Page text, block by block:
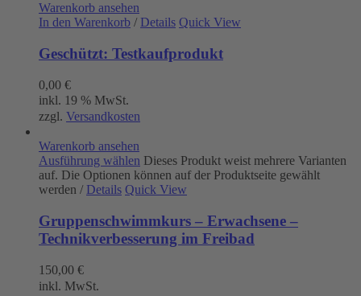
Warenkorb ansehen
In den Warenkorb / Details Quick View
Geschützt: Testkaufprodukt
0,00 €
inkl. 19 % MwSt.
zzgl. Versandkosten
Warenkorb ansehen
Ausführung wählen Dieses Produkt weist mehrere Varianten
auf. Die Optionen können auf der Produktseite gewählt
werden / Details Quick View
Gruppenschwimmkurs – Erwachsene –
Technikverbesserung im Freibad
150,00 €
inkl. MwSt.